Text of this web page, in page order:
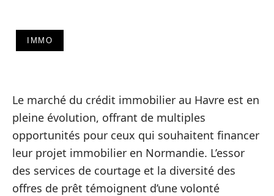
IMMO
Le marché du crédit immobilier au Havre est en
pleine évolution, offrant de multiples
opportunités pour ceux qui souhaitent financer
leur projet immobilier en Normandie. L’essor
des services de courtage et la diversité des
offres de prêt témoignent d’une volonté